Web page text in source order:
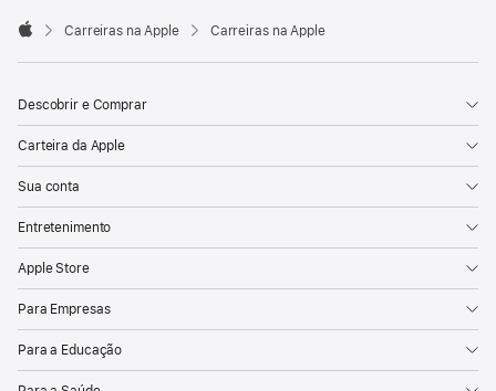

Carreiras na Apple Carreiras na Apple
Descobrir e Comprar
Carteira da Apple
Sua conta
Entretenimento
Apple Store
Para Empresas
Para a Educação